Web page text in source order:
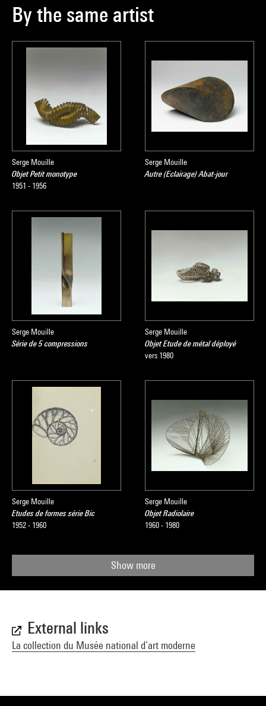
By the same artist
Serge Mouille
Objet Petit monotype
1951 - 1956
Serge Mouille
Autre (Eclairage) Abat-jour
Serge Mouille
Série de 5 compressions
Serge Mouille
Objet Etude de métal déployé
vers 1980
Serge Mouille
Etudes de formes série Bic
1952 - 1960
Serge Mouille
Objet Radiolaire
1960 - 1980
Show more
External links
La collection du Musée national d’art moderne